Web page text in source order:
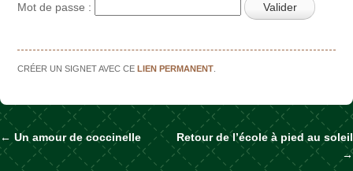
Mot de passe :
CRÉER UN SIGNET AVEC CELIEN PERMANENT
Naviguer dans les articles
← Un amour de coccinelle
Retour de l’école à pied au soleil
→